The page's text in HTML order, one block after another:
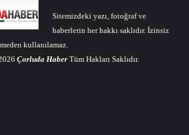
Sitemizdeki yazı, fotoğraf ve
haberlerin her hakkı saklıdır. İzinsiz
kullanılamaz.
Çorluda Haber Tüm Hakları Saklıdır.